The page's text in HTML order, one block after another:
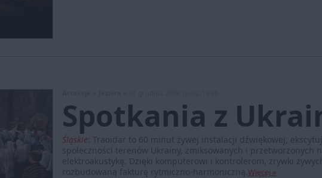
Spotkania z
Śląskie Traoidar to 60 minut żywej instalacji dźwiękowej,
społeczności terenów Ukrainy, zmiksowanych i przetworzonych
elektroakustykę. Dzięki komputerowi i kontrolerom, zrywki
rozbudowaną fakturę rytmiczno-harmoniczną. Więcej »